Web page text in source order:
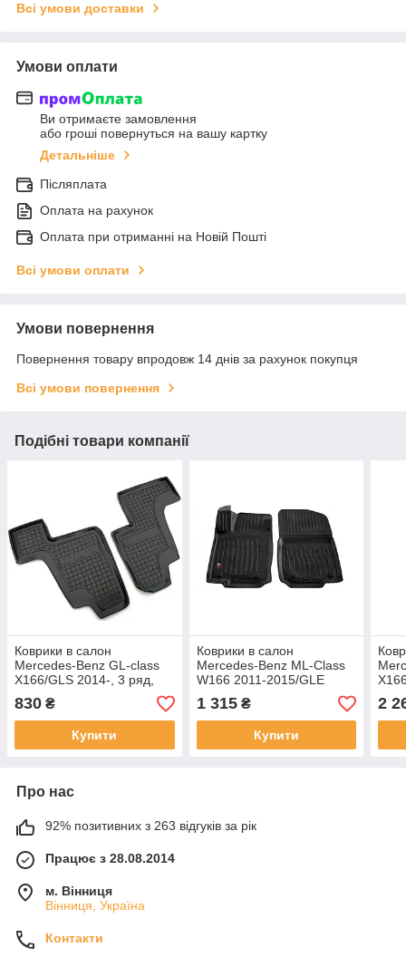
Всі умови доставки
Умови оплати
Ви отримаєте замовлення
або гроші повернуться на вашу картку
Детальніше
Післяплата
Оплата на рахунок
Оплата при отриманні на Новій Пошті
Всі умови оплати
Умови повернення
Повернення товару впродовж 14 днів за рахунок покупця
Всі умови повернення
Подібні товари компанії
Коврики в салон
Mercedes-Benz GL-class
X166/GLS 2014-, 3 ряд,
830 ₴
Купити
Коврики в салон
Mercedes-Benz ML-Class
W166 2011-2015/GLE
Coupe 2015-2019/GL X166
2012-2015/GLS W166
2015-2019,
1 315₴
Купити
2
Про нас
92% позитивних з 263 відгуків за рік
Працює з 28.08.2014
м. Вінниця
Вінниця, Україна
Контакти